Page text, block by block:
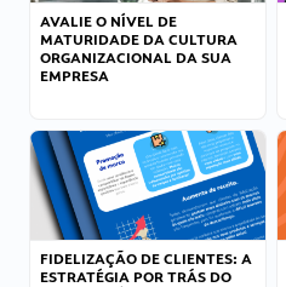
AVALIE O NÍVEL DE
MATURIDADE DA CULTURA
ORGANIZACIONAL DA SUA
EMPRESA
FIDELIZAÇÃO DE CLIENTES: A
ESTRATÉGIA POR TRÁS DO